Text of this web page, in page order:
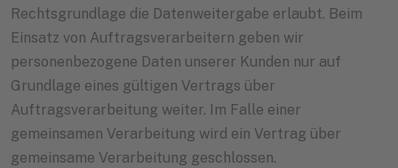
Rechtsgrundlage die Datenweitergabe erlaubt. Beim
Einsatz von Auftragsverarbeitern geben wir
personenbezogene Daten unserer Kunden nur auf
Grundlage eines gültigen Vertrags über
Auftragsverarbeitung weiter. Im Falle einer
gemeinsamen Verarbeitung wird ein Vertrag über
gemeinsame Verarbeitung geschlossen.